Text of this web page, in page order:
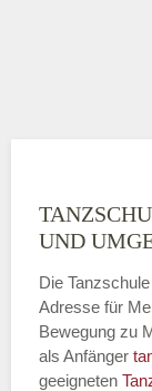
UND
Die
Adresse für
Bewegung zu
als Anfänger
geeigneten